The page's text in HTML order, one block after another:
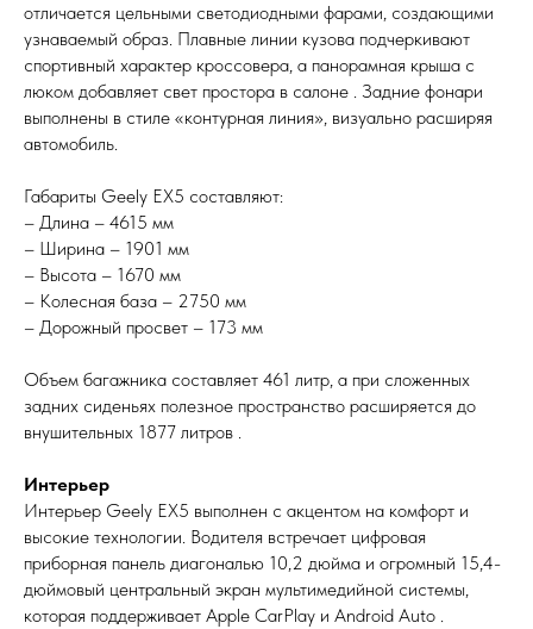
отличается цельными светодиодными фарами, создающими
узнаваемый образ. Плавные линии кузова подчеркивают
спортивный характер кроссовера, а панорамная крыша с
люком добавляет свет простора в салоне . Задние фонари
выполнены в стиле «контурная линия», визуально расширяя
автомобиль.
Габариты Geely EX5 составляют:
– Длина – 4615 мм
– Ширина – 1901 мм
– Высота – 1670 мм
– Колесная база – 2750 мм
– Дорожный просвет – 173 мм
Объем багажника составляет 461 литр, а при сложенных
задних сиденьях полезное пространство расширяется до
внушительных 1877 литров .
Интерьер
Интерьер Geely EX5 выполнен с акцентом на комфорт и
высокие технологии. Водителя встречает цифровая
приборная панель диагональю 10,2 дюйма и огромный 15,4-
дюймовый центральный экран мультимедийной системы,
которая поддерживает Apple CarPlay и Android Auto .